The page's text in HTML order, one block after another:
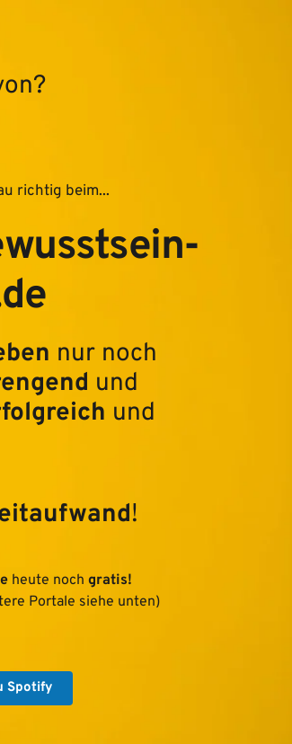
richtig beim...
!
heute noch
Portale siehe unten)